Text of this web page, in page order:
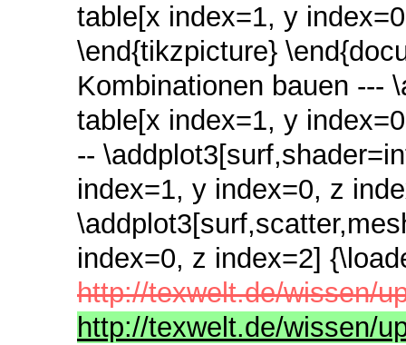
table[x index=1, y
\end{tikzpicture}
Kombinationen bauen ---
table[x index=1, y
--
index=1, y index=0, z
index=0, z index=2]
http://texwelt.de/wissen/
http://texwelt.de/wissen/